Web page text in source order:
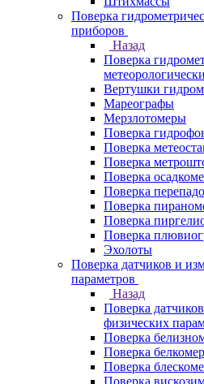
Поверка
приборов
Назад
Поверка
Вертушки
Мареографы
Мерзлотомеры
Поверка
Поверка
Поверка
Поверка
Поверка
Поверка
Поверка
Поверка
Эхолоты
Поверка датчиков и
параметров
Назад
Поверка
физических
Поверка
Поверка
Поверка
Поверка